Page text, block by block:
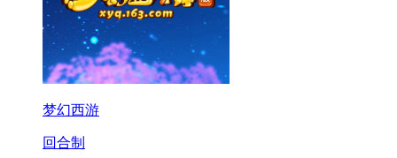
梦幻西游
回合制